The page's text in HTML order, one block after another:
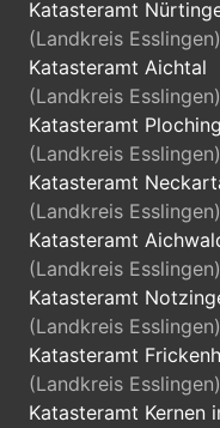
Katasteramt
(Landkreis Esslingen)
Katasteramt Aichtal
(Landkreis Esslingen)
Katasteramt
(Landkreis Esslingen)
Katasteramt
(Landkreis Esslingen)
Katasteramt
(Landkreis Esslingen)
Katasteramt
(Landkreis Esslingen)
Katasteramt
(Landkreis Esslingen)
Katasteramt Kernen